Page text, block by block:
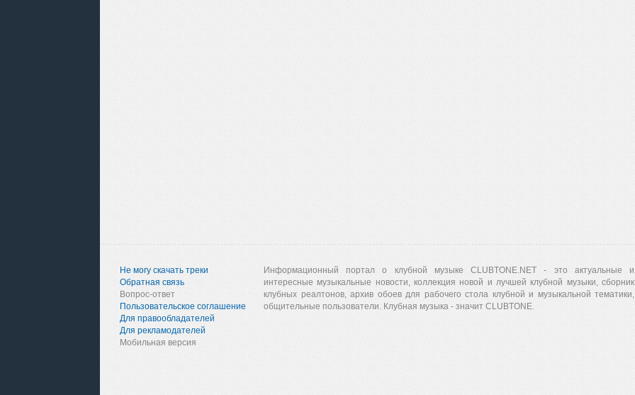
Не могу скачать треки
Обратная связь
Вопрос-ответ
Пользовательское соглашение
Для правообладателей
Для рекламодателей
Мобильная версия
Информационный портал о клубной музыке CLUBTONE.NET - это актуальные и
интересные музыкальные новости, коллекция новой и лучшей клубной музыки, сборник
клубных реалтонов, архив обоев для рабочего стола клубной и музыкальной тематики,
общительные пользователи. Клубная музыка - значит CLUBTONE.